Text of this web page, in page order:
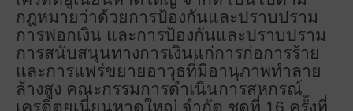
กฎหมายว่าด้วยการป้องกันและปราบปราม
การฟอกเงิน และการป้องกันและปราบปราม
การสนับสนุนทางการเงินแก่การก่อการร้าย
และการแพร่ขยายอาวุธที่มีอานุภาพทำลาย
ล้างสูง คณะกรรมการดำเนินการสหกรณ์
เครดิตยูเนี่ยนหาดใหญ่ จำกัด ชุดที่ 16 ครั้งที่